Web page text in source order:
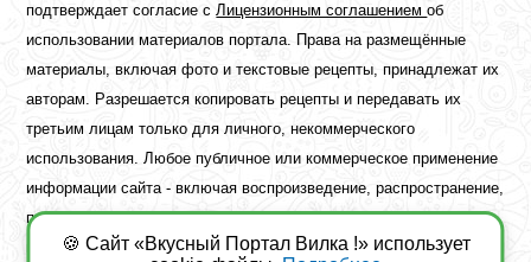
подтверждает согласие сЛицензионным соглашениемоб
использовании материалов портала. Права на размещённые
материалы, включая фото и текстовые рецепты, принадлежат их
авторам. Разрешается копировать рецепты и передавать их
третьим лицам только для личного, некоммерческого
использования. Любое публичное или коммерческое применение
информации сайта - включая воспроизведение, распространение,
публикацию или обработку - возможно лишь при наличии
предварительного письменного разрешения правообладателя.
🍪 Сайт «Вкусный Портал Вилка !» использует